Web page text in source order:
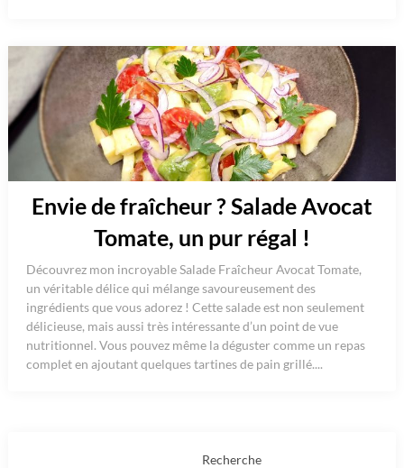
Envie de fraîcheur ? Salade Avocat
Tomate, un pur régal !
Découvrez mon incroyable Salade Fraîcheur Avocat Tomate,
un véritable délice qui mélange savoureusement des
ingrédients que vous adorez ! Cette salade est non seulement
délicieuse, mais aussi très intéressante d’un point de vue
nutritionnel. Vous pouvez même la déguster comme un repas
complet en ajoutant quelques tartines de pain grillé....
Recherche